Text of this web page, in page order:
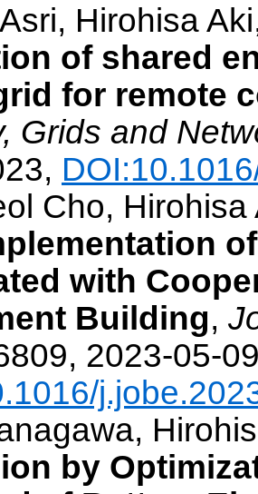
Hirohisa
of shared
for remote
Grids and
,
Cho,
with
Building,
, 2023-05-
by